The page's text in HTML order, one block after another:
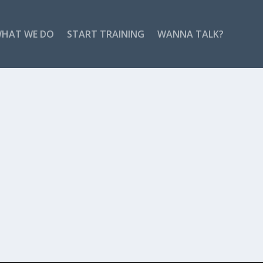
WE DO START TRAINING WANNA TALK?